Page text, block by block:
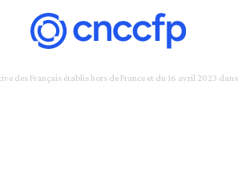
des Français établis hors de France et du 16 avril 2023